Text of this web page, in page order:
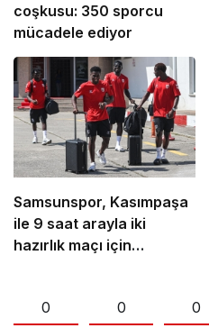
coşkusu: 350 sporcu
mücadele ediyor
Samsunspor, Kasımpaşa
ile 9 saat arayla iki
hazırlık maçı için
0 0 0